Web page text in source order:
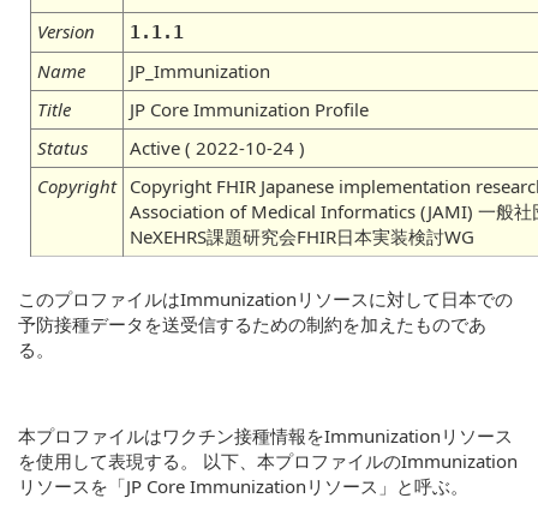
Version 1.1.1
Name
JP_Immunization
Title
JP Core Immunization Profile
Status
Active ( 2022-10-24 )
Copyright Copyright FHIR Japanese implementation
Association of Medical Informatics (JAMI) 一般社
NeXEHRS課題研究会FHIR日本実装検討WG
このプロファイルはImmunizationリソースに対して日本での
予防接種データを送受信するための制約を加えたものであ
る。
本プロファイルはワクチン接種情報をImmunizationリソース
を使用して表現する。 以下、本プロファイルのImmunization
リソースを「JP Core Immunizationリソース」と呼ぶ。